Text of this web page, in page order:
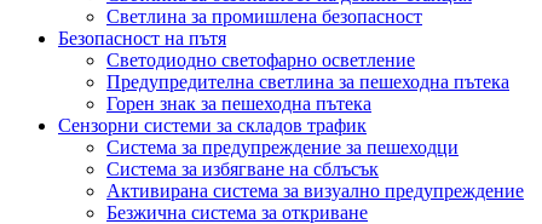
Светлина за промишлена безопасност
Безопасност на пътя
Светодиодно светофарно осветление
Предупредителна светлина за пешеходна пътека
Горен знак за пешеходна пътека
Сензорни системи за складов трафик
Система за предупреждение за пешеходци
Система за избягване на сблъсък
Активирана система за визуално предупреждение
Безжична система за откриване